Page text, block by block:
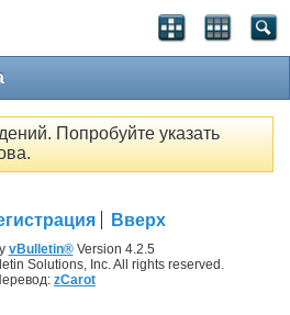
Попробуйте указать
Вверх
vBulletin®Version 4.2.5
Solutions, Inc. All rights reserved.
zCarot